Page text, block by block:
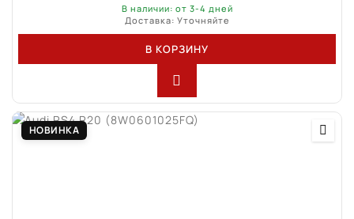
В наличии: от 3-4 дней
Доставка: Уточняйте
В КОРЗИНУ
НОВИНКА